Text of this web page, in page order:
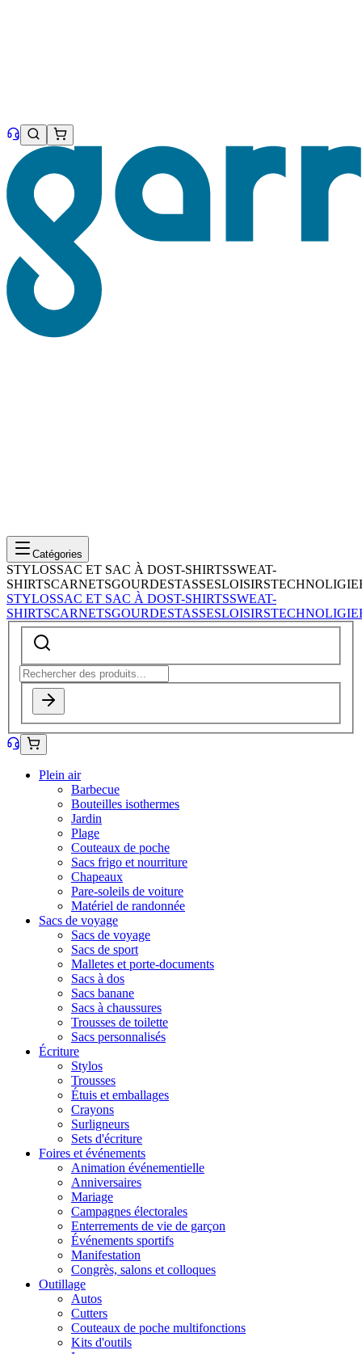
Catégories
STYLOSSAC ET SAC À DOST-SHIRTSSWEAT-
SHIRTSCARNETSGOURDESTASSESLOISIRSTECHNOLIGIE
STYLOSSAC ET SAC À DOST-SHIRTSSWEAT-
SHIRTSCARNETSGOURDESTASSESLOISIRSTECHNOLIGIE
Plein air
Barbecue
Bouteilles isothermes
Jardin
Plage
Couteaux de poche
Sacs frigo et nourriture
Chapeaux
Pare-soleils de voiture
Matériel de randonnée
Sacs de voyage
Sacs de voyage
Sacs de sport
Malletes et porte-documents
Sacs à dos
Sacs banane
Sacs à chaussures
Trousses de toilette
Sacs personnalisés
Écriture
Stylos
Trousses
Étuis et emballages
Crayons
Surligneurs
Sets d'écriture
Foires et événements
Animation événementielle
Anniversaires
Mariage
Campagnes électorales
Enterrements de vie de garçon
Événements sportifs
Manifestation
Congrès, salons et colloques
Outillage
Autos
Cutters
Couteaux de poche multifonctions
Kits d'outils